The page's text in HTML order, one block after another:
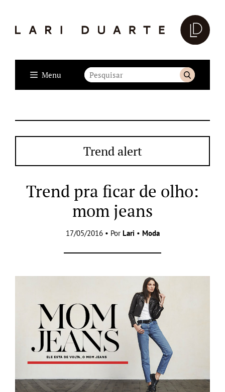
Menu
Trend alert
Trend pra ficar de olho:
mom jeans
17/05/2016 • Por Lari • Moda